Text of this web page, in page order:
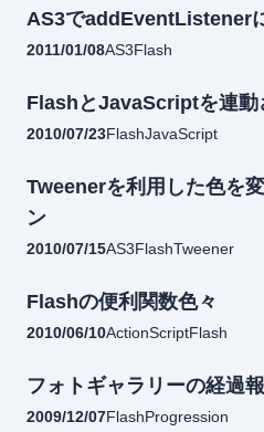
AS3でaddEventListener
2011/01/08AS3Flash
FlashとJavaScriptを連動
2010/07/23FlashJavaScript
Tweenerを利用した色を
ン
2010/07/15AS3FlashTweener
Flashの便利関数色々
2010/06/10ActionScriptFlash
フォトギャラリーの経過
2009/12/07FlashProgression